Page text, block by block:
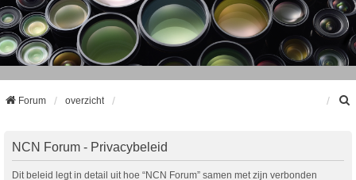
Forum overzicht
NCN Forum - Privacybeleid
Dit beleid legt in detail uit hoe “NCN Forum” samen met zijn verbonden